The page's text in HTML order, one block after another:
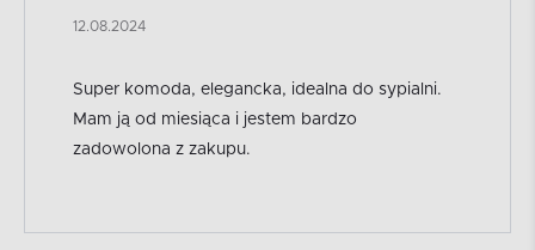
12.08.2024
Super komoda, elegancka, idealna do sypialni.
Mam ją od miesiąca i jestem bardzo
zadowolona z zakupu.